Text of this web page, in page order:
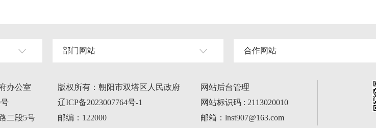
部门网站 合作网站
办公室
二段5号
版权所有：朝阳市双塔区人民政府
辽ICP备2023007764号-1
邮编：122000
网站后台管理
网站标识码 : 2113020010
邮箱：lnst907@163.com